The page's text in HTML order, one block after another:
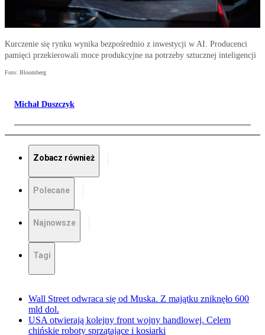
Kurczenie się rynku wynika bezpośrednio z inwestycji w AI. Producenci
pamięci przekierowali moce produkcyjne na potrzeby sztucznej inteligencji
Foto: Bloomberg
Michał Duszczyk
Zobacz również
Polecane
Najnowsze
Tagi
Wall Street odwraca się od Muska. Z majątku zniknęło 600
mld dol.
USA otwierają kolejny front wojny handlowej. Celem
chińskie roboty sprzątające i kosiarki